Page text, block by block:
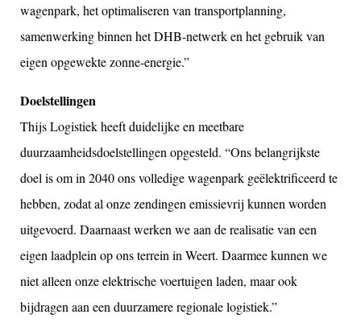
wagenpark, het optimaliseren van transportplanning,
samenwerking binnen het DHB-netwerk en het gebruik van
eigen opgewekte zonne-energie.”
Doelstellingen
Thijs Logistiek heeft duidelijke en meetbare
duurzaamheidsdoelstellingen opgesteld. “Ons belangrijkste
doel is om in 2040 ons volledige wagenpark geëlektrificeerd te
hebben, zodat al onze zendingen emissievrij kunnen worden
uitgevoerd. Daarnaast werken we aan de realisatie van een
eigen laadplein op ons terrein in Weert. Daarmee kunnen we
niet alleen onze elektrische voertuigen laden, maar ook
bijdragen aan een duurzamere regionale logistiek.”